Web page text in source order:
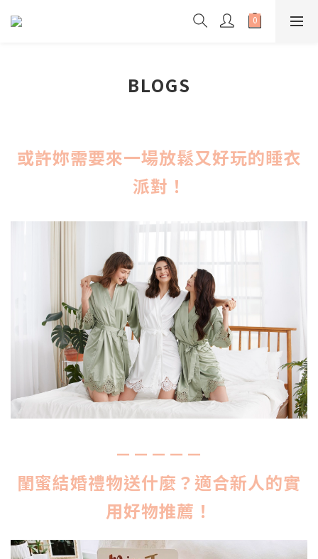
BLOGS
或許妳需要來一場放鬆又好玩的睡衣
派對！
－－－－－
閨蜜結婚禮物送什麼？適合新人的實
用好物推薦！